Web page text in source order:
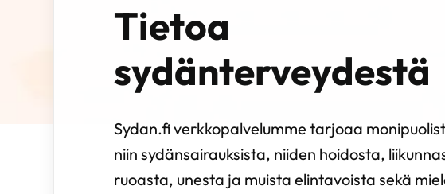
Tietoa
sydänterveydestä
Sydan.fi verkkopalvelumme tarjoaa
niin sydänsairauksista, niiden hoidosta,
ruoasta, unesta ja muista elintavoista sekä